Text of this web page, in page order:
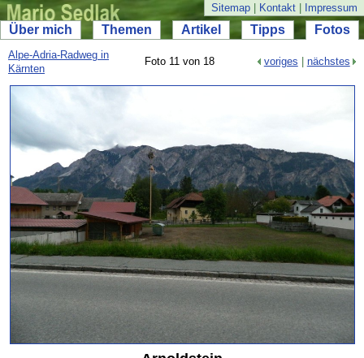
Sitemap Kontakt Impressum
Über mich Themen Artikel Tipps Fotos
Alpe-Adria-Radweg in
Kärnten
Foto 11 von 18 voriges nächstes